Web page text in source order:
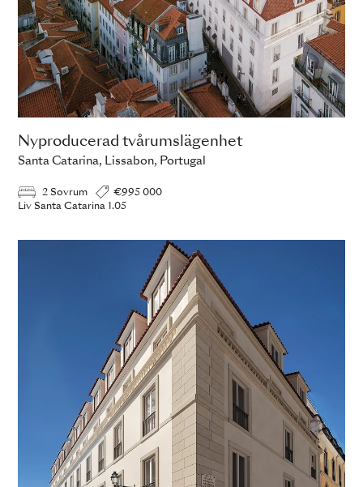
Nyproducerad tvårumslägenhet
Santa Catarina, Lissabon, Portugal
2 Sovrum
€995 000
Liv Santa Catarina 1.05